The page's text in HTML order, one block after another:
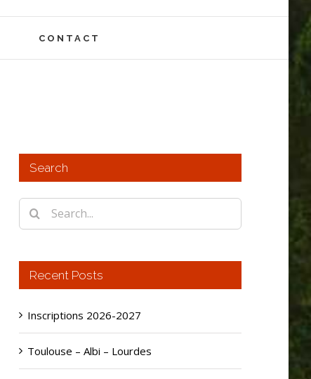
CONTACT
Search
Search
for:
Recent Posts
Inscriptions 2026-2027
Toulouse – Albi – Lourdes